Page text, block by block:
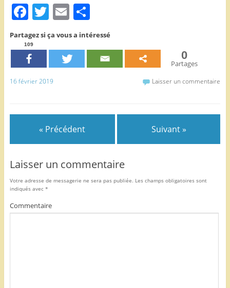
F
a
c
e
b
o
T
w
itt
er
E
m
ai
l
P
ar
ta
Partagez si ça vous a intéressé
109
0
Partages
16 février 2019 Laisser un commentaire
« Précédent Suivant »
Laisser un commentaire
Votre adresse de messagerie ne sera pas publiée. Les champs obligatoires sont
indiqués avec *
Commentaire